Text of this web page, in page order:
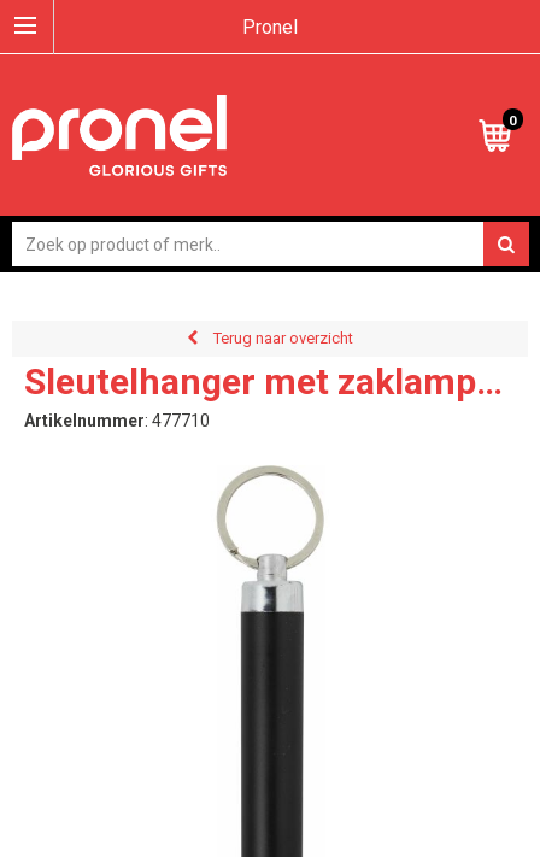
Pronel
0
Terug naar overzicht
Sleutelhanger met zaklamp
Zola
Artikelnummer: 477710